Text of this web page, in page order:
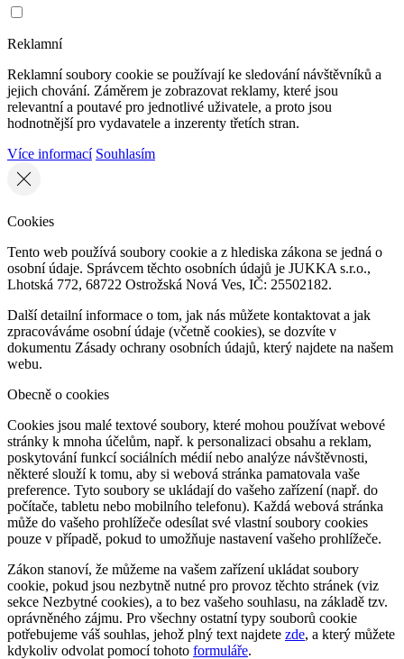
Reklamní
Reklamní soubory cookie se používají ke sledování návštěvníků a
jejich chování. Záměrem je zobrazovat reklamy, které jsou
relevantní a poutavé pro jednotlivé uživatele, a proto jsou
hodnotnější pro vydavatele a inzerenty třetích stran.
Více informací Souhlasím
Cookies
Tento web používá soubory cookie a z hlediska zákona se jedná o
osobní údaje. Správcem těchto osobních údajů je JUKKA s.r.o.,
Lhotská 772, 68722 Ostrožská Nová Ves, IČ: 25502182.
Další detailní informace o tom, jak nás můžete kontaktovat a jak
zpracováváme osobní údaje (včetně cookies), se dozvíte v
dokumentu Zásady ochrany osobních údajů, který najdete na našem
webu.
Obecně o cookies
Cookies jsou malé textové soubory, které mohou používat webové
stránky k mnoha účelům, např. k personalizaci obsahu a reklam,
poskytování funkcí sociálních médií nebo analýze návštěvnosti,
některé slouží k tomu, aby si webová stránka pamatovala vaše
preference. Tyto soubory se ukládají do vašeho zařízení (např. do
počítače, tabletu nebo mobilního telefonu). Každá webová stránka
může do vašeho prohlížeče odesílat své vlastní soubory cookies
pouze v případě, pokud to umožňuje nastavení vašeho prohlížeče.
Zákon stanoví, že můžeme na vašem zařízení ukládat soubory
cookie, pokud jsou nezbytně nutné pro provoz těchto stránek (viz
sekce Nezbytné cookies), a to bez vašeho souhlasu, na základě tzv.
oprávněného zájmu. Pro všechny ostatní typy souborů cookie
potřebujeme váš souhlas, jehož plný text najdete zde, a který můžete
kdykoliv odvolat pomocí tohoto formuláře.